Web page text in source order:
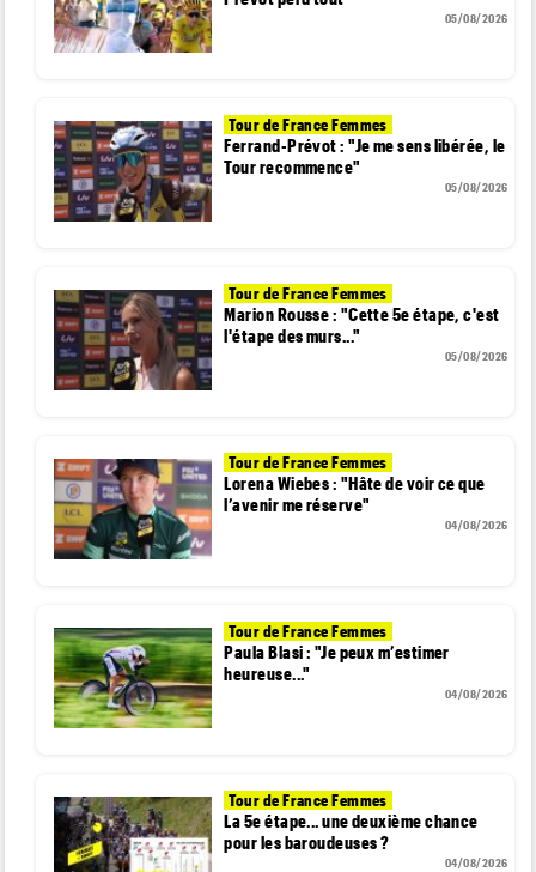
05/08/2026
Tour de France Femmes
Ferrand-Prévot : "Je me sens libérée, le
Tour recommence"
05/08/2026
Tour de France Femmes
Marion Rousse : "Cette 5e étape, c'est
l'étape des murs..."
05/08/2026
Tour de France Femmes
Lorena Wiebes : "Hâte de voir ce que
l’avenir me réserve"
04/08/2026
Tour de France Femmes
Paula Blasi : "Je peux m’estimer
heureuse..."
04/08/2026
Tour de France Femmes
La 5e étape... une deuxième chance
pour les baroudeuses ?
04/08/2026